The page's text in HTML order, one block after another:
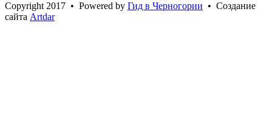
Сopyright 2017 • Powered by Гид в Черногории • Создание
сайта Artdar